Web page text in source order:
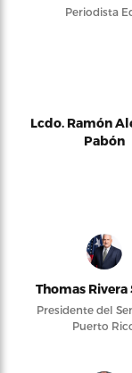
Periodista
Lcdo. Ramón
Pabón
Thomas Rivera
Presidente del
Puerto